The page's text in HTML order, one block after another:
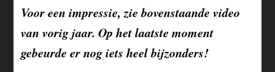
Voor een impressie, zie bovenstaande video
van vorig jaar. Op het laatste moment
gebeurde er nog iets heel bijzonders!